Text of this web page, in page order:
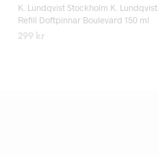
K. Lundqvist Stockholm K. Lundqvist
Refill Doftpinnar Boulevard 150 ml
299 kr